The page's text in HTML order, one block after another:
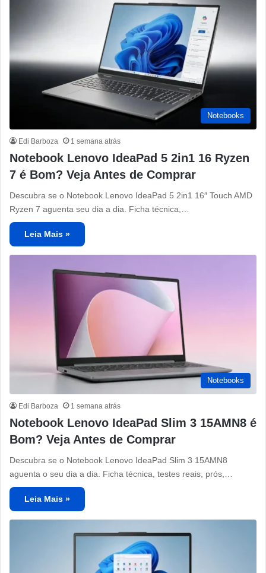
Notebooks
Edi Barboza 1 semana atrás
Notebook Lenovo IdeaPad 5 2in1 16 Ryzen
7 é Bom? Veja Antes de Comprar
Descubra se o Notebook Lenovo IdeaPad 5 2in1 16″ Touch AMD
Ryzen 7 aguenta seu dia a dia. Ficha técnica,…
Leia Mais »
Notebooks
Edi Barboza 1 semana atrás
Notebook Lenovo IdeaPad Slim 3 15AMN8 é
Bom? Veja Antes de Comprar
Descubra se o Notebook Lenovo IdeaPad Slim 3 15AMN8
aguenta o seu dia a dia. Ficha técnica, testes reais, prós,…
Leia Mais »